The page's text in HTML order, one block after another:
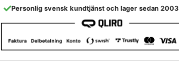
Personlig svensk kundtjänst och lager sedan 2003